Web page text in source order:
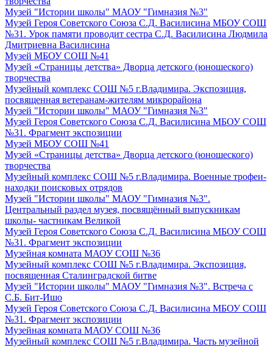
Музей "Истории школы" МАОУ "Гимназия №3"
Музей Героя Советского Союза С.Д. Василисина МБОУ СОШ
№31. Урок памяти проводит сестра С.Д. Василисина Людмила
Дмитриевна Василисина
Музей МБОУ СОШ №41
Музей «Страницы детства» Дворца детского (юношеского)
творчества
Музейный комплекс СОШ №5 г.Владимира. Экспозиция,
посвященная ветеранам-жителям микрорайона
Музей "Истории школы" МАОУ "Гимназия №3"
Музей Героя Советского Союза С.Д. Василисина МБОУ СОШ
№31. Фрагмент экспозиции
Музей МБОУ СОШ №41
Музей «Страницы детства» Дворца детского (юношеского)
творчества
Музейный комплекс СОШ №5 г.Владимира. Военные трофеи-
находки поисковых отрядов
Музей "Истории школы" МАОУ "Гимназия №3".
Центральный раздел музея, посвящённый выпускникам
школы- частникам Великой
Музей Героя Советского Союза С.Д. Василисина МБОУ СОШ
№31. Фрагмент экспозиции
Музейная комната МАОУ СОШ №36
Музейный комплекс СОШ №5 г.Владимира. Экспозиция,
посвященная Сталинградской битве
Музей "Истории школы" МАОУ "Гимназия №3". Встреча с
С.Б. Бит-Ишо
Музей Героя Советского Союза С.Д. Василисина МБОУ СОШ
№31. Фрагмент экспозиции
Музейная комната МАОУ СОШ №36
Музейный комплекс СОШ №5 г.Владимира. Часть музейной